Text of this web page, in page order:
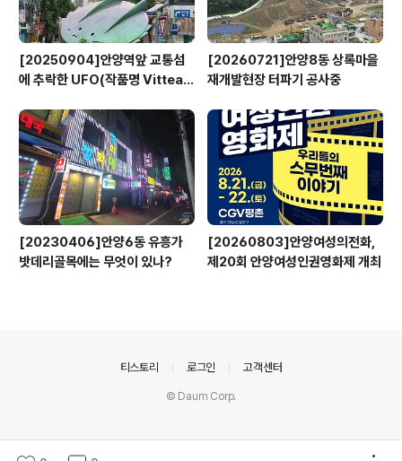
[20250904]안양역앞 교통섬
에 추락한 UFO(작품명 Vitteau
[20260721]안양8동 상록마을
재개발현장 터파기 공사중
[20230406]안양6동 유흥가
밧데리골목에는 무엇이 있나?
[20260803]안양여성의전화,
제20회 안양여성인권영화제 개최
티스토리 로그인 고객센터
© Daum Corp.